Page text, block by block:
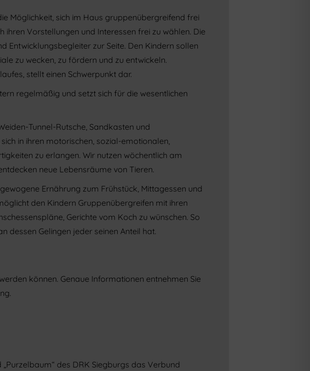
Möglichkeit, sich im Haus gruppenübergreifend frei
Vorstellungen und Interessen frei zu wählen. Die
zur Seite. Den Kindern sollen
zu wecken, zu fördern und zu entwickeln.
stellt einen Schwerpunkt dar.
regelmäßig und setzt sich für die wesentlichen
Tunnel-Rutsche, Sandkasten und
in ihren motorischen, sozial-emotionalen,
zu erlangen. Wir nutzen wöchentlich am
neue Lebensräume von Tieren.
Ernährung zum Frühstück, Mittagessen und
den Kindern Gruppenübergreifen mit ihren
Gerichte vom Koch zu wünschen. So
dessen Gelingen jeder seinen Anteil hat.
können. Genaue Informationen entnehmen Sie
des DRK Siegburgs das Verbund